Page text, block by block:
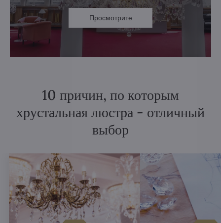
Просмотрите
10 причин, по которым
хрустальная люстра - отличный
выбор